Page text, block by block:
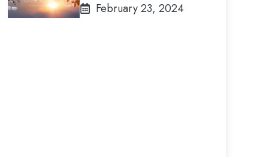
February 23, 2024